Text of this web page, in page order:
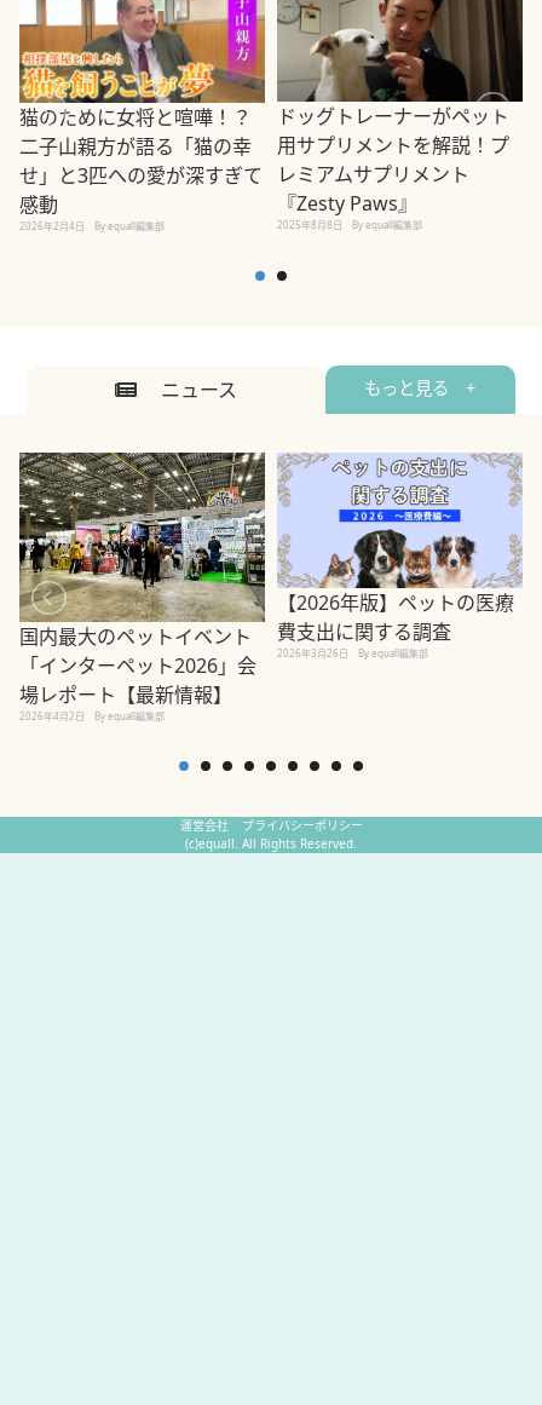
猫のために女将と喧嘩！？
二子山親方が語る「猫の幸
せ」と3匹への愛が深すぎて
感動
2026年2月4日 By equall編集部
ドッグトレーナーがペット
用サプリメントを解説！プ
レミアムサプリメント
『Zesty Paws』
2025年8月8日 By equall編集部
ニュース もっと見る +
国内最大のペットイベント
「インターペット2026」会
場レポート【最新情報】
2026年4月2日 By equall編集部
【2026年版】ペットの医療
費支出に関する調査
2026年3月26日 By equall編集部
運営会社
プライバシーポリシー
(c)equall. All Rights Reserved.